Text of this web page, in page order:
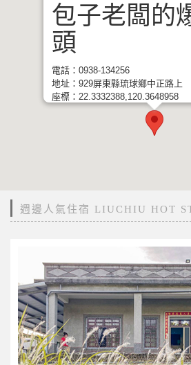
包子老闆的
頭
電話：0938-134256
地址：929屏東縣琉球鄉中正路上
座標：22.3332388,120.3648958
週邊人氣住宿 LIUCHIU HOT